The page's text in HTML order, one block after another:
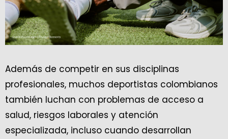
Además de competir en sus disciplinas
profesionales, muchos deportistas colombianos
también luchan con problemas de acceso a
salud, riesgos laborales y atención
especializada, incluso cuando desarrollan